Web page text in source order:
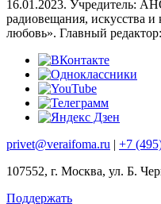
16.01.2023. Учредитель:
радиовещания, искусства и
любовь». Главный
privet@veraifoma.ru +7
107552, г. Москва, ул. Б.
Поддержать